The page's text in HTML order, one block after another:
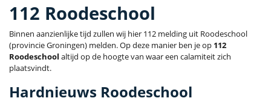
112 Roodeschool
Binnen aanzienlijke tijd zullen wij hier 112 melding uit Roodeschool
(provincie Groningen) melden. Op deze manier ben je op 112
Roodeschool altijd op de hoogte van waar een calamiteit zich
plaatsvindt.
Hardnieuws Roodeschool